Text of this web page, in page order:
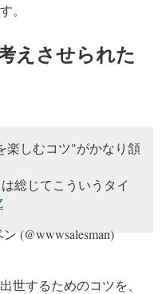
。
えさせられた
楽しむコツ"がかなり頷
総じてこういうタイ
(@wwwsalesman)
世するためのコツを、